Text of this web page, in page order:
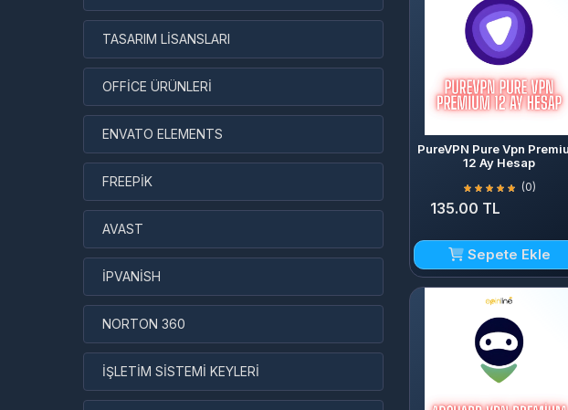
TASARIM LİSANSLARI
OFFİCE ÜRÜNLERİ
ENVATO ELEMENTS
FREEPİK
AVAST
İPVANİSH
NORTON 360
İŞLETİM SİSTEMİ KEYLERİ
PureVPN Pure Vpn
12 Ay Hesap
(0)
135.00 TL
Sepete Ekle